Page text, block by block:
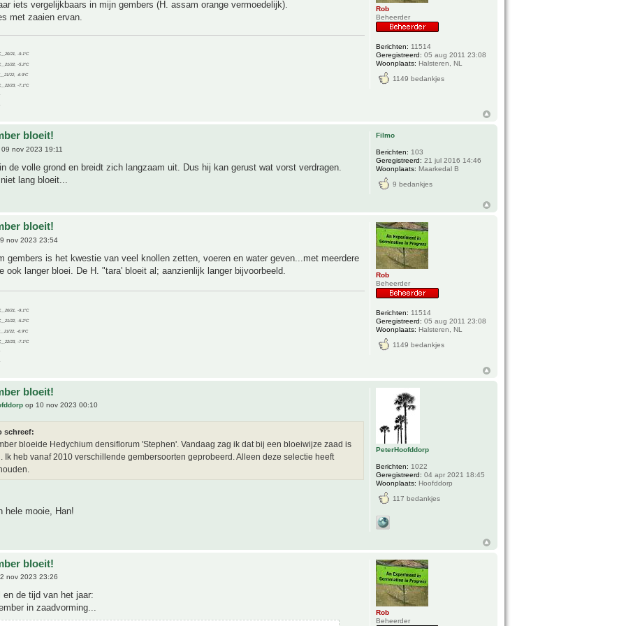
iets vergelijkbaars in mijn gembers (H. assam orange vermoedelijk).
met zaaien ervan.
21, -9.1°C
22, -5.2°C
22, -6.9°C
23, -7.1°C
Rob
Beheerder
Berichten: 11514
Geregistreerd: 05 aug 2011 23:08
Woonplaats: Halsteren, NL
1149 bedankjes
bloeit!
nov 2023 19:11
de volle grond en breidt zich langzaam uit. Dus hij kan gerust wat vorst verdragen.
lang bloeit...
Filmo
Berichten: 103
Geregistreerd: 21 jul 2016 14:46
Woonplaats: Maarkedal B
9 bedankjes
bloeit!
nov 2023 23:54
gembers is het kwestie van veel knollen zetten, voeren en water geven...met meerdere
ook langer bloei. De H. "tara' bloeit al; aanzienlijk langer bijvoorbeeld.
21, -9.1°C
22, -5.2°C
22, -6.9°C
23, -7.1°C
Rob
Beheerder
Berichten: 11514
Geregistreerd: 05 aug 2011 23:08
Woonplaats: Halsteren, NL
1149 bedankjes
bloeit!
op 10 nov 2023 00:10
schreef:
bloeide Hedychium densiflorum 'Stephen'. Vandaag zag ik dat bij een bloeiwijze zaad is
Ik heb vanaf 2010 verschillende gembersoorten geprobeerd. Alleen deze selectie heeft
hele mooie, Han!
PeterHoofddorp
Berichten: 1022
Geregistreerd: 04 apr 2021 18:45
Woonplaats: Hoofddorp
117 bedankjes
bloeit!
nov 2023 23:26
en de tijd van het jaar:
in zaadvorming...
Rob
Beheerder